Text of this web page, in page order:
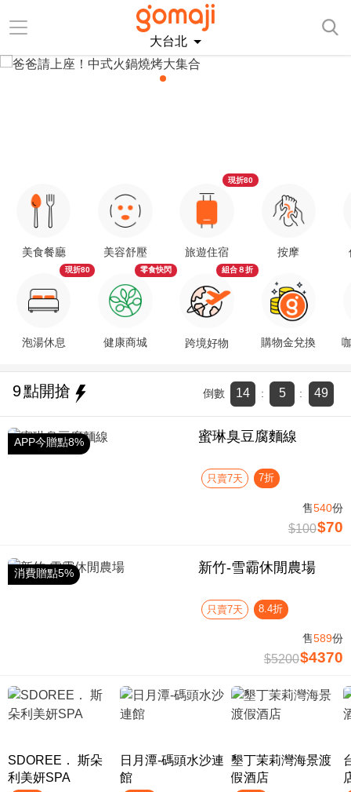
大台北
美食餐廳
泡湯休息
現折80
美容舒壓
健康商城
零食快閃
旅遊住宿
現折80
跨境好物
組合８折
按摩
購物金兌換
9點開搶 倒數 14 : 5 : 48
APP今贈點8% 蜜琳臭豆腐麵線
只賣7天 7折
售540份
$100$70
消費贈點5% 新竹-雪霸休閒農場
只賣7天 8.4折
售589份
$5200$4370
SDOREE． 斯朵
利美妍SPA
日月潭-碼頭水沙連
館
墾丁茉莉灣海景渡
假酒店